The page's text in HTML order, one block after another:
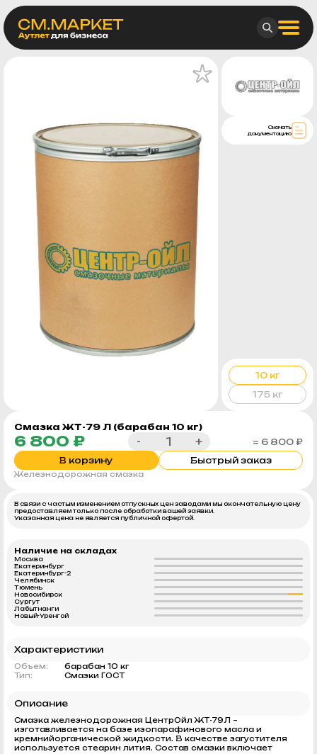
Смазка ЖТ-79 Л (барабан 10 кг)
6 800 ₽ - +
= 6 800 ₽
В корзину
Быстрый заказ
Железнодорожная смазка
Скачать
документацию
10 кг
175 кг
В связи с частым изменением отпускных цен заводами мы окончательную цену
предоставляем только после обработки вашей заявки.
Указанная цена не является публичной офертой.
Наличие на складах
Москва
Екатеринбург
Екатеринбург-2
Челябинск
Тюмень
Новосибирск
Сургут
Лабытнанги
Новый-Уренгой
Характеристики
Объем:
барабан 10 кг
Тип:
Смазки ГОСТ
Описание
Смазка железнодорожная ЦентрОйл ЖТ-79Л –
изготавливается на базе изопарафинового масла и
кремнийорганической жидкости. В качестве загустителя
используется стеарин лития. Состав смазки включает